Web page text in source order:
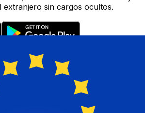
extranjero sin cargos ocultos.